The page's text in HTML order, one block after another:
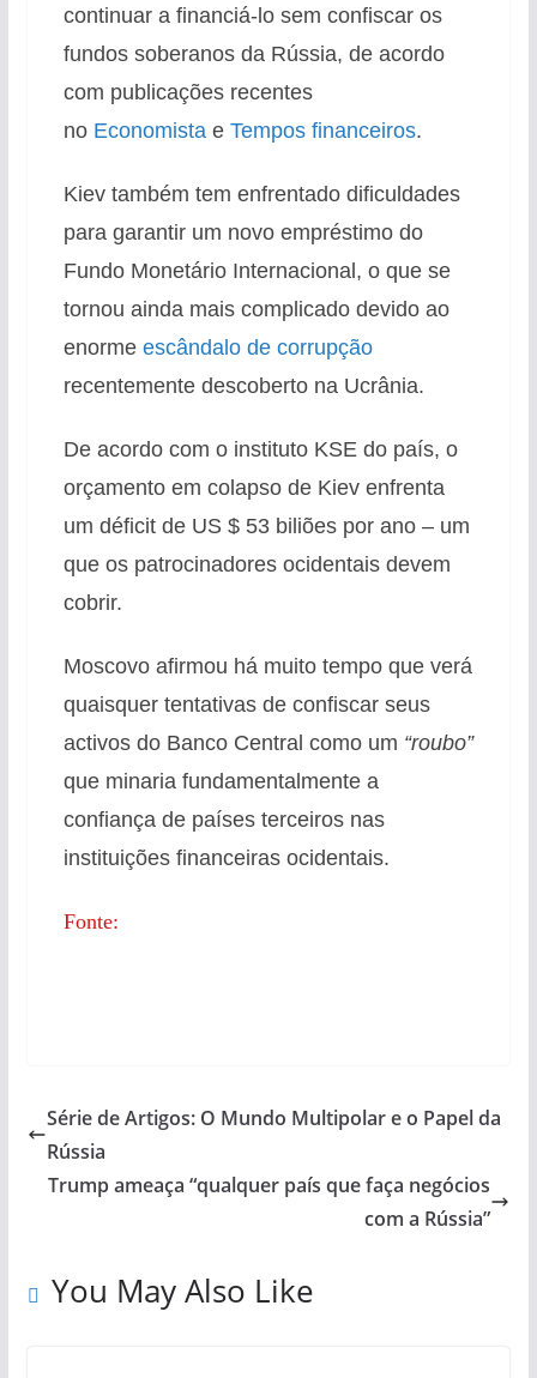
continuar a financiá-lo sem confiscar os
fundos soberanos da Rússia, de acordo
com publicações recentes
no Economistae Tempos financeiros.
Kiev também tem enfrentado dificuldades
para garantir um novo empréstimo do
Fundo Monetário Internacional, o que se
tornou ainda mais complicado devido ao
enorme escândalo de corrupção
recentemente descoberto na Ucrânia.
De acordo com o instituto KSE do país, o
orçamento em colapso de Kiev enfrenta
um déficit de US $ 53 biliões por ano – um
que os patrocinadores ocidentais devem
cobrir.
Moscovo afirmou há muito tempo que verá
quaisquer tentativas de confiscar seus
activos do Banco Central como um “roubo”
que minaria fundamentalmente a
confiança de países terceiros nas
instituições financeiras ocidentais.
Fonte:
Série de Artigos: O Mundo Multipolar e o Papel da
Rússia
Trump ameaça “qualquer país que faça negócios
com a Rússia”
You May Also Like